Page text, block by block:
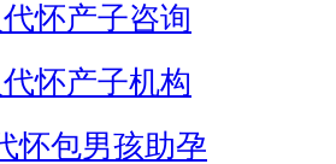
怀产子咨询
怀产子机构
怀包男孩助孕